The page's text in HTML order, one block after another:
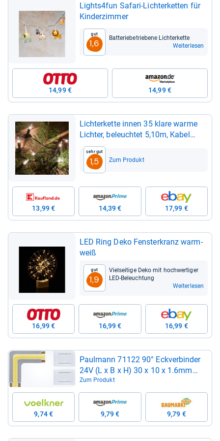
Lights4fun Safari-​Lich­ter­ket­ten für
Kin­der­zim­mer
Gut
1,6
Bat­te­rie­be­trie­bene Lich­ter­kette
Weiterlesen
14,99 € 14,99 €
Lich­ter­kette innen 35 klare warme
Lich­ter, beleuch­tet 5,10m, Kabel
grün, Ste­cker
Sehr gut
1,5 Zum Produkt
13,99 € 14,39 € 17,99 €
LED Ring Deko Fens­ter­kranz warm­
weiß
Gut
1,9
Viel­sei­tige Deko mit hoch­wer­ti­ger
LED-​Beleuch­tung
Weiterlesen
16,99 € 16,99 € 16,99 €
Paul­mann 71122 90° Eck­ver­bin­der
24V (L x B x H) 30 x 10 x 1.6mm
1St.
Zum Produkt
9,74 € 9,79 € 9,79 €